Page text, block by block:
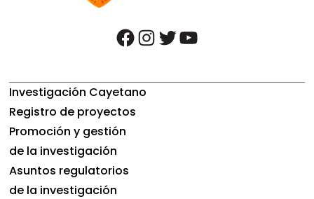
facebook instagram twitter youtube
Investigación Cayetano
Registro de proyectos
Promoción y gestión
de la investigación
Asuntos regulatorios
de la investigación